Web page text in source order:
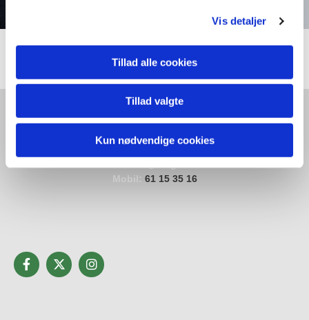
Vis detaljer
Tillad alle cookies
Tillad valgte
Kun nødvendige cookies
Troels Brandt
Mobil: 61 15 35 16